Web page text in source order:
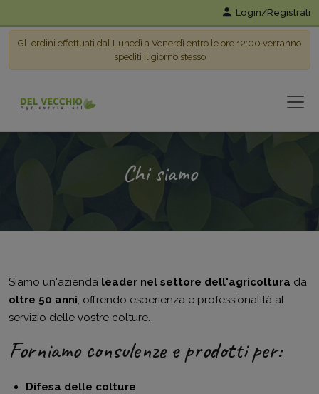
Login/Registrati
Gli ordini effettuati dal Lunedì a Venerdì entro le ore 12:00 verranno
spediti il giorno stesso
Chi siamo
Siamo un'azienda leader nel settore dell'agricoltura da
oltre 50 anni, offrendo esperienza e professionalità al
servizio delle vostre colture.
Forniamo consulenze e prodotti per:
Difesa delle colture